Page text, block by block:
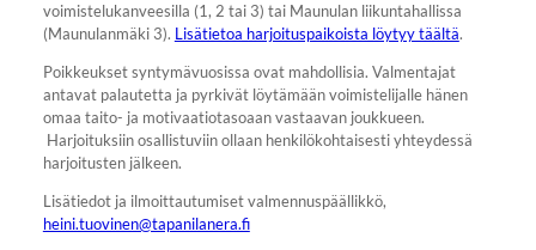
voimistelukanveesilla (1, 2 tai 3) tai Maunulan liikuntahallissa
(Maunulanmäki 3). Lisätietoa harjoituspaikoista löytyy täältä.
Poikkeukset syntymävuosissa ovat mahdollisia. Valmentajat
antavat palautetta ja pyrkivät löytämään voimistelijalle hänen
omaa taito- ja motivaatiotasoaan vastaavan joukkueen.
Harjoituksiin osallistuviin ollaan henkilökohtaisesti yhteydessä
harjoitusten jälkeen.
Lisätiedot ja ilmoittautumiset valmennuspäällikkö,
heini.tuovinen@tapanilanera.fi